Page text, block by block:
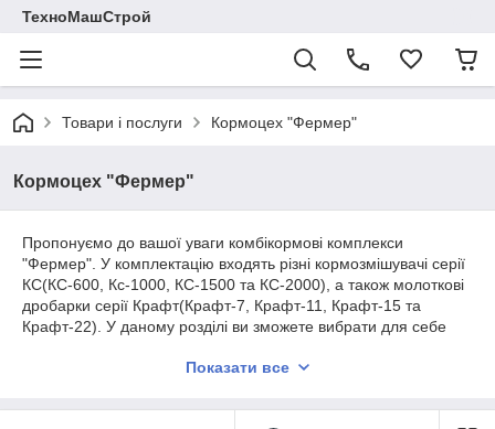
ТехноМашСтрой
Товари і послуги Кормоцех "Фермер"
Кормоцех "Фермер"
Пропонуємо до вашої уваги комбікормові комплекси
"Фермер". У комплектацію входять різні кормозмішувачі серії
КС(КС-600, Кс-1000, КС-1500 та КС-2000), а також молоткові
дробарки серії Крафт(Крафт-7, Крафт-11, Крафт-15 та
Крафт-22). У даному розділі ви зможете вибрати для себе
потужності, комплектації та цінового сегмента. Зв'язатися з
можете передзвонивши за номером +380972121471
Показати все